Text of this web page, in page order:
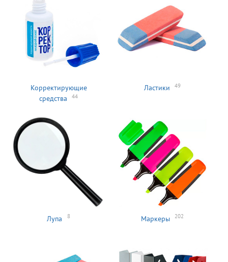
Корректирующие
средства
44
Ластики 49
Лупа 8 Маркеры 202